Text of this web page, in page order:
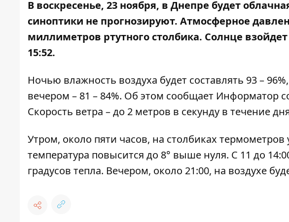
В воскресенье, 23 ноября, в Днепре будет
синоптики не прогнозируют. Атмосферное
миллиметров ртутного столбика. Солнце взойдет
15:52.
Ночью влажность воздуха будет составлять 93 –
вечером – 81 – 84%. Об этом сообщает Информатор
Скорость ветра – до 2 метров в секунду в течение
Утром, около пяти часов, на столбиках термометров
температура повысится до 8° выше нуля. С 11 до
градусов тепла. Вечером, около 21:00, на воздухе